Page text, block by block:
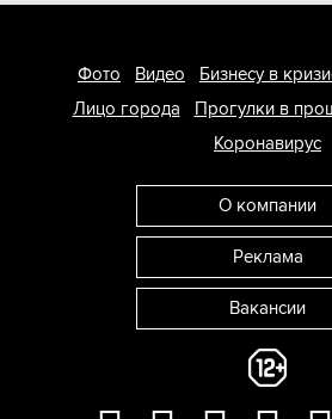
Фото Видео Бизнесу в
Лицо города
Прогулки в
Коронавирус
О компании
Реклама
Вакансии